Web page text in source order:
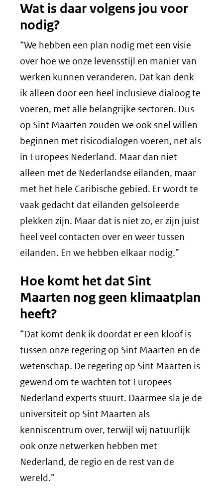
Wat is daar volgens jou voor
nodig?
“We hebben een plan nodig met een visie
over hoe we onze levensstijl en manier van
werken kunnen veranderen. Dat kan denk
ik alleen door een heel inclusieve dialoog te
voeren, met alle belangrijke sectoren. Dus
op Sint Maarten zouden we ook snel willen
beginnen met risicodialogen voeren, net als
in Europees Nederland. Maar dan niet
alleen met de Nederlandse eilanden, maar
met het hele Caribische gebied. Er wordt te
vaak gedacht dat eilanden geïsoleerde
plekken zijn. Maar dat is niet zo, er zijn juist
heel veel contacten over en weer tussen
eilanden. En we hebben elkaar nodig.”
Hoe komt het dat Sint
Maarten nog geen klimaatplan
heeft?
“Dat komt denk ik doordat er een kloof is
tussen onze regering op Sint Maarten en de
wetenschap. De regering op Sint Maarten is
gewend om te wachten tot Europees
Nederland experts stuurt. Daarmee sla je de
universiteit op Sint Maarten als
kenniscentrum over, terwijl wij natuurlijk
ook onze netwerken hebben met
Nederland, de regio en de rest van de
wereld.”